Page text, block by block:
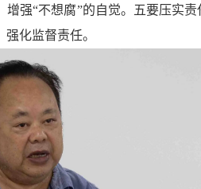
强“不想腐”的自觉。五要压实
化监督责任。